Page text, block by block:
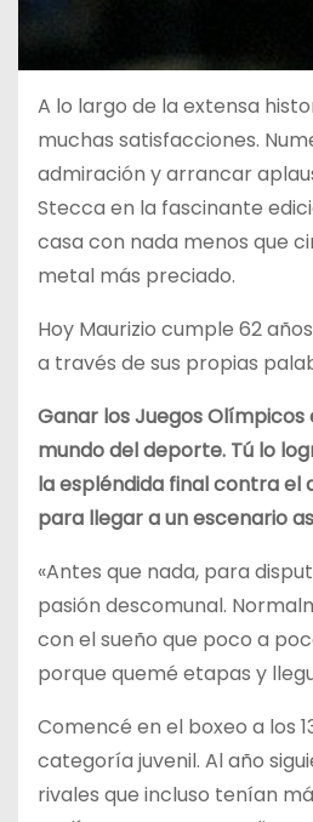
A lo largo de la extensa
muchas satisfacciones.
admiración y arrancar
Stecca en la fascinante
casa con nada menos que
metal más preciado.
Hoy Maurizio cumple 62
a través de sus propias
Ganar los Juegos
mundo del deporte. Tú lo
la espléndida final contra el
para llegar a un escenario
«Antes que nada, para
pasión descomunal.
con el sueño que poco a
porque quemé etapas y
Comencé en el boxeo a los
categoría juvenil. Al año
rivales que incluso tenían